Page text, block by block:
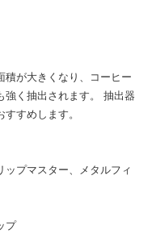
積が大きくなり、コーヒー
強く抽出されます。 抽出器
すめします。
プマスター、メタルフィ
プ